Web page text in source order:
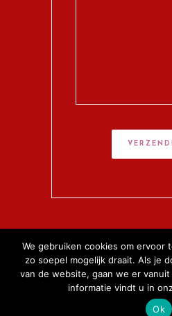
HashtagMedia-Privacy Policy -
We gebruiken cookies om ervoor
zo soepel mogelijk draait. Als je
van de website, gaan we er
informatie vindt u in
Ok